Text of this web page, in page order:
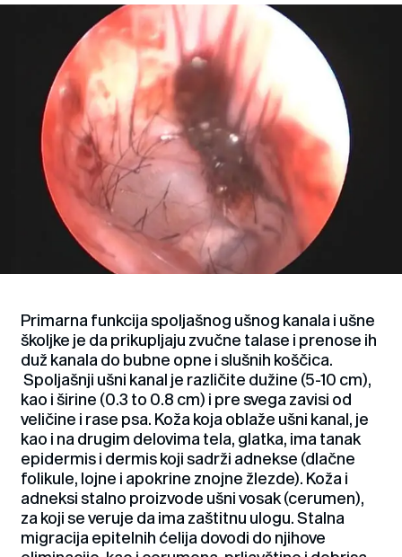
Primarna funkcija spoljašnog ušnog kanala i ušne
školjke je da prikupljaju zvučne talase i prenose ih
duž kanala do bubne opne i slušnih koščica.
Spoljašnji ušni kanal je različite dužine (5-10 cm),
kao i širine (0.3 to 0.8 cm) i pre svega zavisi od
veličine i rase psa. Koža koja oblaže ušni kanal, je
kao i na drugim delovima tela, glatka, ima tanak
epidermis i dermis koji sadrži adnekse (dlačne
folikule, lojne i apokrine znojne žlezde). Koža i
adneksi stalno proizvode ušni vosak (cerumen),
za koji se veruje da ima zaštitnu ulogu. Stalna
migracija epitelnih ćelija dovodi do njihove